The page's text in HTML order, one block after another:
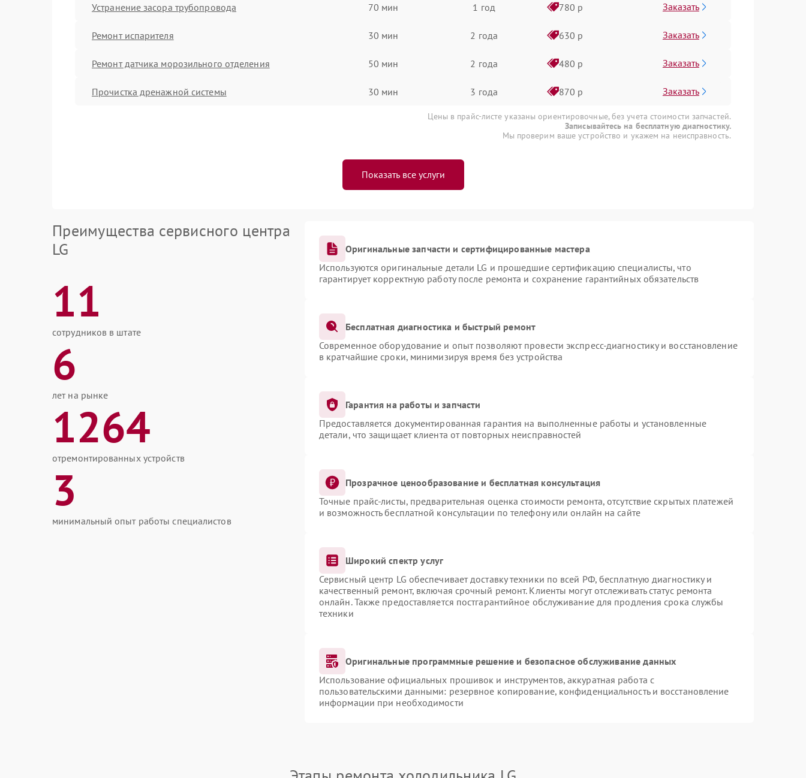
Устранение засора трубопровода 70 мин 1 год 780 р Заказать
Ремонт испарителя 30 мин 2 года 630 р Заказать
Ремонт датчика морозильного отделения 50 мин 2 года 480 р Заказать
Прочистка дренажной системы 30 мин 3 года 870 р Заказать
Цены в прайс-листе указаны ориентировочные, без учета стоимости запчастей.
Записывайтесь на бесплатную диагностику.
Мы проверим ваше устройство и укажем на неисправность.
Показать все услуги
Преимущества сервисного центра
LG
11
сотрудников в штате
6
лет на рынке
1264
отремонтированных устройств
3
минимальный опыт работы специалистов
Оригинальные запчасти и сертифицированные мастера
Используются оригинальные детали LG и прошедшие сертификацию специалисты, что
гарантирует корректную работу после ремонта и сохранение гарантийных обязательств
Бесплатная диагностика и быстрый ремонт
Современное оборудование и опыт позволяют провести экспресс-диагностику и восстановление
в кратчайшие сроки, минимизируя время без устройства
Гарантия на работы и запчасти
Предоставляется документированная гарантия на выполненные работы и установленные
детали, что защищает клиента от повторных неисправностей
Прозрачное ценообразование и бесплатная консультация
Точные прайс-листы, предварительная оценка стоимости ремонта, отсутствие скрытых платежей
и возможность бесплатной консультации по телефону или онлайн на сайте
Широкий спектр услуг
Сервисный центр LG обеспечивает доставку техники по всей РФ, бесплатную диагностику и
качественный ремонт, включая срочный ремонт. Клиенты могут отслеживать статус ремонта
онлайн. Также предоставляется постгарантийное обслуживание для продления срока службы
техники
Оригинальные программные решение и безопасное обслуживание данных
Использование официальных прошивок и инструментов, аккуратная работа с
пользовательскими данными: резервное копирование, конфиденциальность и восстановление
информации при необходимости